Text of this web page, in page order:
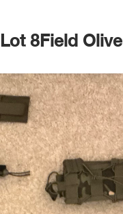
Lot 8Field Olive